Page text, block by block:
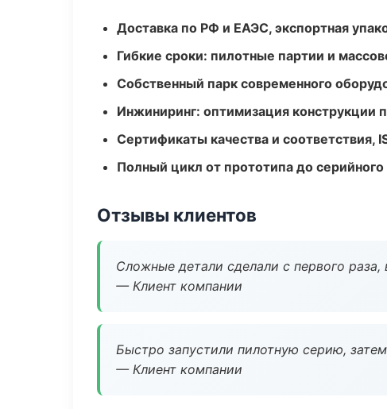
Доставка по РФ и ЕАЭС, экспортная
Гибкие сроки: пилотные партии и
Собственный парк современного
Инжиниринг: оптимизация конструкции
Сертификаты качества и соответствия,
Полный цикл от прототипа до
Отзывы клиентов
Сложные детали сделали с первого
— Клиент компании
Быстро запустили пилотную серию,
— Клиент компании